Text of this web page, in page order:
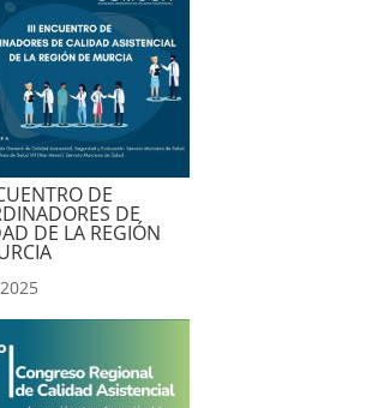
DE
DE
DE LA REGIÓN